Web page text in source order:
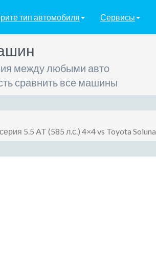
тип автомобиля Сервисы
между любыми авто
сравнить все машины
5.5 AT (585 л.с.) 4×4 vs Toyota